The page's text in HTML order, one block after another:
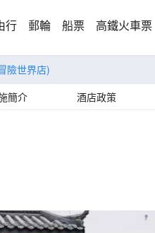
行 郵輪 船票 高鐵火車票
險世界店)
簡介 酒店政策